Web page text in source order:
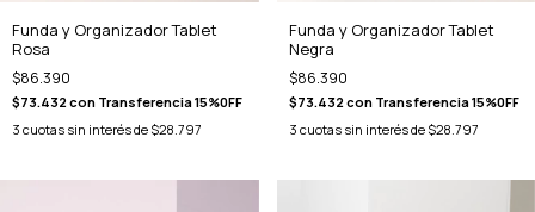
Funda y Organizador Tablet
Rosa
$86.390
$73.432 con Transferencia 15%0FF
3 cuotas sin interés de $28.797
Funda y Organizador Tablet
Negra
$86.390
$73.432 con Transferencia 15%0FF
3 cuotas sin interés de $28.797